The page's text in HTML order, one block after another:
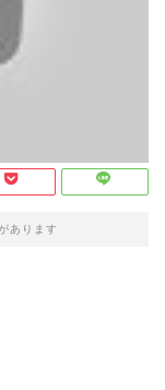
あります